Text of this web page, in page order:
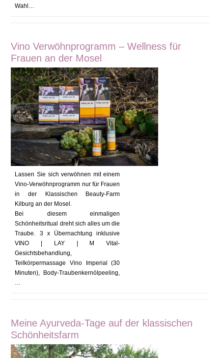
Wahl…
Vino Verwöhnprogramm – Wellness für
Frauen an der Mosel
Lassen Sie sich verwöhnen mit einem
Vino-Verwöhnprogramm nur für Frauen
in der Klassischen Beauty-Farm
Kilburg an der Mosel.
Bei diesem einmaligen
Schönheitsritual dreht sich alles um die
Traube. 3 x Übernachtung inklusive
VINO | LAY | M Vital-
Gesichtsbehandlung,
Teilkörpermassage Vino Imperial (30
Minuten), Body-Traubenkernölpeeling,
Meine Ayurveda-Tage auf der klassischen
Schönheitsfarm